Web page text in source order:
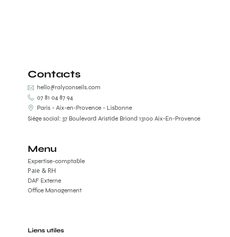
Contacts
hello@ralyconseils.com
07 81 04 87 94
Paris - Aix-en-Provence - Lisbonne
Siège social: 37 Boulevard Aristide Briand 13100 Aix-En-Provence
Menu
Expertise-comptable
DAF Externe
Office Management
Paie & RH
Liens utiles